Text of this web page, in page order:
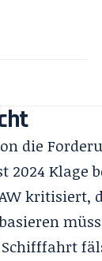
die
2024
kritisiert,